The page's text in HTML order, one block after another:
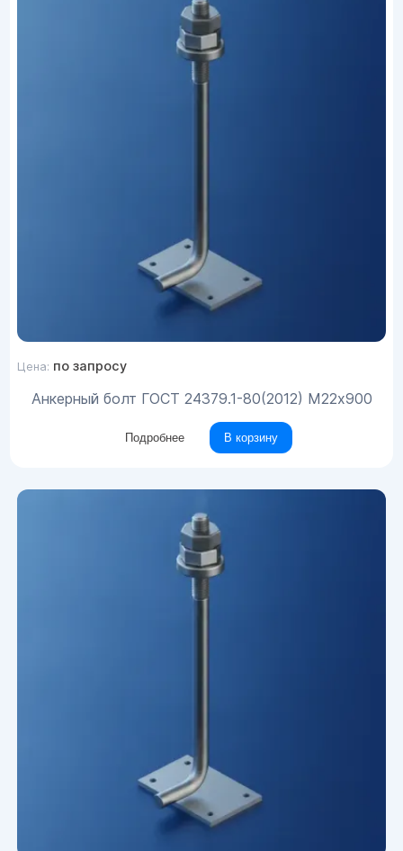
Цена: по запросу
Анкерный болт ГОСТ 24379.1-80(2012) М22х900
Подробнее В корзину